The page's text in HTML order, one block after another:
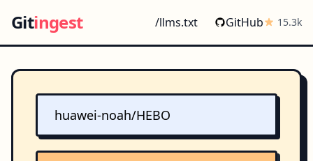
Gitingest /llms.txt GitHub 15.3k